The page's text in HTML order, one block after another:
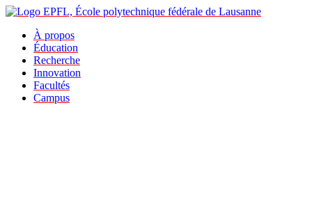
À propos
Éducation
Recherche
Innovation
Facultés
Campus